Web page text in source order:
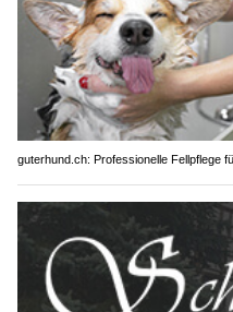
guterhund.ch: Professionelle Fellpflege